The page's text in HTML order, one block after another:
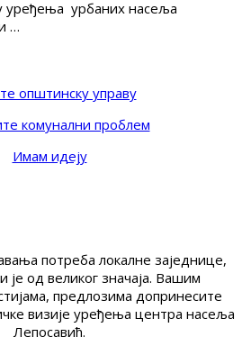
уређења урбаних насеља
…
општинску управу
комунални проблем
Имам идеју
потреба локалне заједнице,
је од великог значаја. Вашим
предлозима допринесите
визије уређења центра насеља
Лепосавић.